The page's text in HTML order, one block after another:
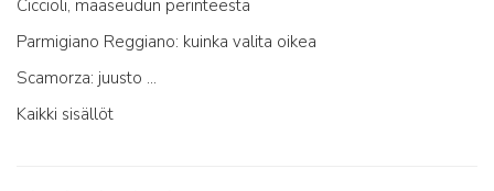
Ciccioli, maaseudun perinteestä
Parmigiano Reggiano: kuinka valita oikea
Scamorza: juusto ...
Kaikki sisällöt